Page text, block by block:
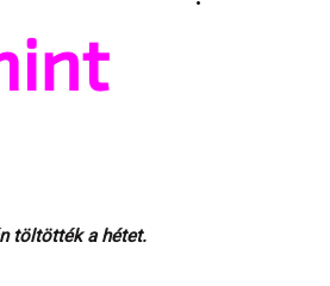
töltötték a hétet.